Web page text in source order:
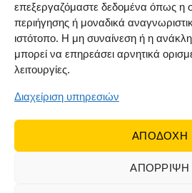
επεξεργαζόμαστε δεδομένα όπως η
περιήγησης ή μοναδικά
ιστότοπο. Η μη συναίνεση ή η
μπορεί να επηρεάσει αρνητικά
λειτουργίες.
Διαχείριση υπηρεσιών
ΑΠΟΔΟΧΗ
ΑΠΟΡΡΙΨΗ
ΑΚΟΛΟΥΘΗΣΤΕ ΜΑΣ
Web